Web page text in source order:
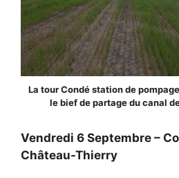
La tour Condé station de
le bief de partage du canal
Vendredi 6 Septembre –
Château-Thierry